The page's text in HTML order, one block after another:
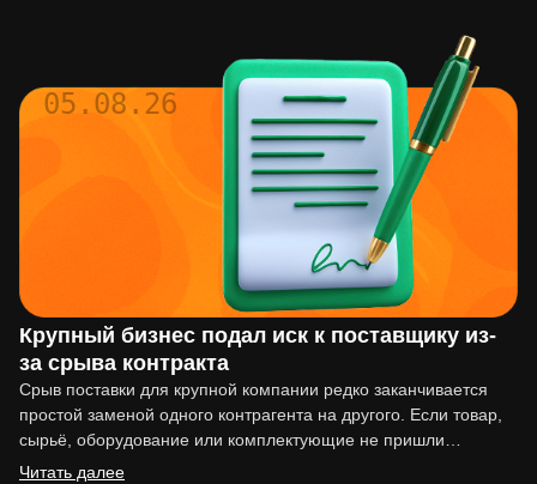
05.08.26
Крупный бизнес подал иск к поставщику из-
за срыва контракта
Срыв поставки для крупной компании редко заканчивается
простой заменой одного контрагента на другого. Если товар,
сырьё, оборудование или комплектующие не пришли
вовремя, последствия могут…
Читать далее